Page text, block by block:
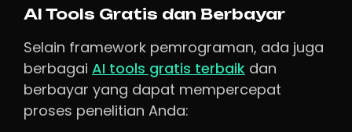
AI Tools Gratis dan Berbayar
Selain framework pemrograman, ada juga
berbagai AI tools gratis terbaik dan
berbayar yang dapat mempercepat
proses penelitian Anda: